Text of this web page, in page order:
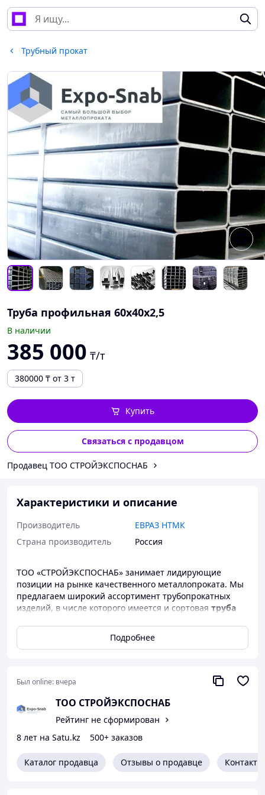
Трубный прокат
Труба профильная 60х40х2,5
В наличии
385 000 ₸/т
380000 ₸ от 3 т
Купить
Связаться с продавцом
Продавец ТОО СТРОЙЭКСПОСНАБ
Характеристики и описание
Производитель
ЕВРАЗ НТМК
Страна производитель
Россия
ТОО «СТРОЙЭКСПОСНАБ» занимает лидирующие
позиции на рынке качественного металлопроката. Мы
предлагаем широкий ассортимент трубопрокатных
изделий, в числе которого имеется и сортовая труба
которой самая выгодная в Астане.
Что представляют собой трубы стальные
Труба прямоугольная
– разновидность черного
металлопроката полого внутри. Для изготовления
профильной трубы прямоугольной используются
легированные углеродистые стали качественных
марок. Холоднокатаные или горячекатаные заготовки в
автоматических станках с последующим
электросвариванием торцевых сторон. Получившийся
Подробнее
Был online: вчера
ТОО СТРОЙЭКСПОСНАБ
Рейтинг не сформирован
8 лет на Satu.kz
500+ заказов
Каталог продавца Отзывы о продавце Контакты